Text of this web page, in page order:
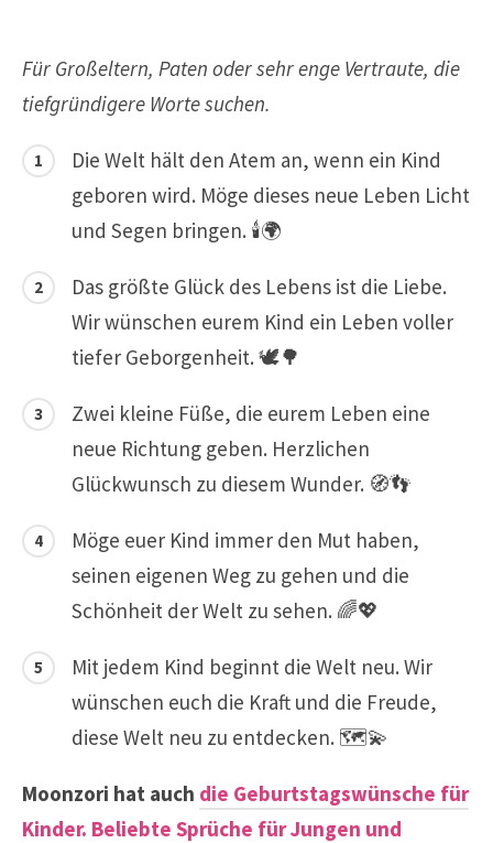
Für Großeltern, Paten oder sehr enge Vertraute, die
tiefgründigere Worte suchen.
Die Welt hält den Atem an, wenn ein Kind
geboren wird. Möge dieses neue Leben Licht
und Segen bringen. 🕯️🌍
Das größte Glück des Lebens ist die Liebe.
Wir wünschen eurem Kind ein Leben voller
tiefer Geborgenheit. 🕊️🌳
Zwei kleine Füße, die eurem Leben eine
neue Richtung geben. Herzlichen
Glückwunsch zu diesem Wunder. 🧭👣
Möge euer Kind immer den Mut haben,
seinen eigenen Weg zu gehen und die
Schönheit der Welt zu sehen. 🌈💖
Mit jedem Kind beginnt die Welt neu. Wir
wünschen euch die Kraft und die Freude,
diese Welt neu zu entdecken. 🗺️💫
Moonzori hat auch die Geburtstagswünsche für
Kinder. Beliebte Sprüche für Jungen und